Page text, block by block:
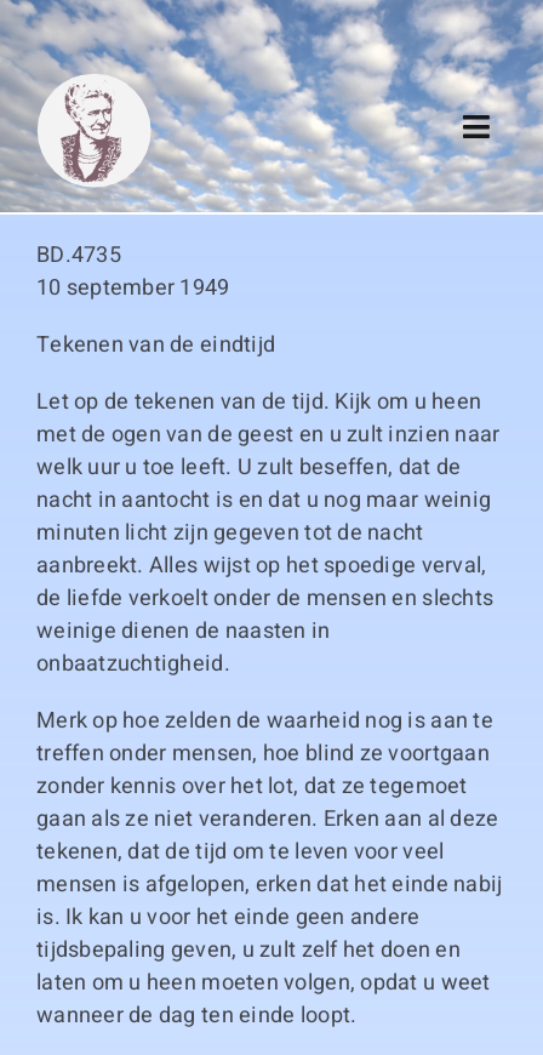
Skip
to
content
Algemeen
Thema boeken
Duitse boeken
Links
BD.4735
10 september 1949
Tekenen van de eindtijd
Let op de tekenen van de tijd. Kijk om u heen
met de ogen van de geest en u zult inzien naar
welk uur u toe leeft. U zult beseffen, dat de
nacht in aantocht is en dat u nog maar weinig
minuten licht zijn gegeven tot de nacht
aanbreekt. Alles wijst op het spoedige verval,
de liefde verkoelt onder de mensen en slechts
weinige dienen de naasten in
onbaatzuchtigheid.
Merk op hoe zelden de waarheid nog is aan te
treffen onder mensen, hoe blind ze voortgaan
zonder kennis over het lot, dat ze tegemoet
gaan als ze niet veranderen. Erken aan al deze
tekenen, dat de tijd om te leven voor veel
mensen is afgelopen, erken dat het einde nabij
is. Ik kan u voor het einde geen andere
tijdsbepaling geven, u zult zelf het doen en
laten om u heen moeten volgen, opdat u weet
wanneer de dag ten einde loopt.